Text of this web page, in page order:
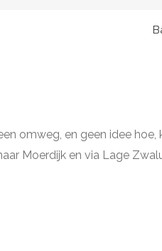
omweg, en geen idee
Moerdijk en via Lage